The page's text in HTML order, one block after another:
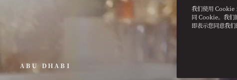
ABU DHABI
我们使用 Cookie
同 Cookie。我们
即表示您同意我们